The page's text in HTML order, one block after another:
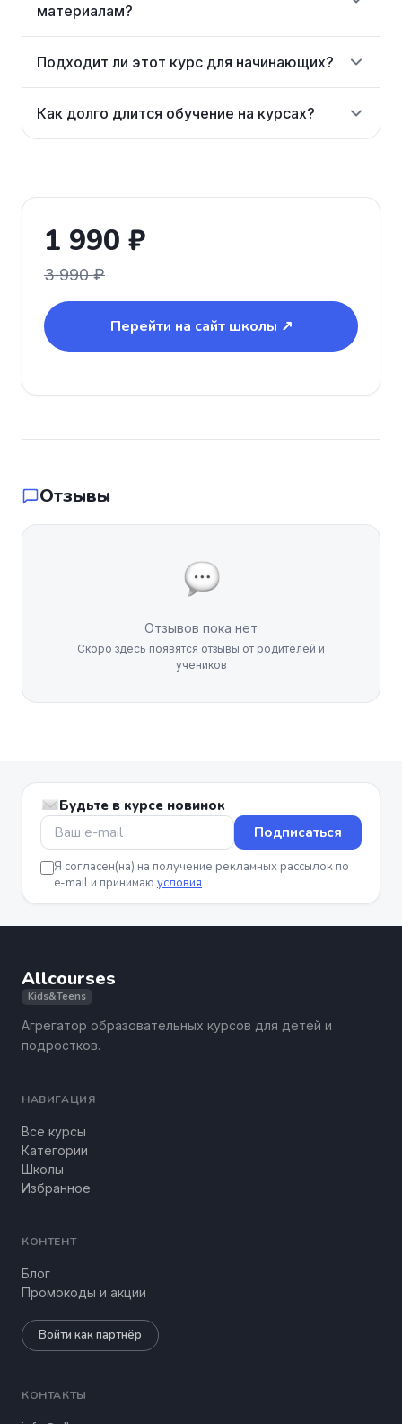
материалам?
Подходит ли этот курс для начинающих?
Как долго длится обучение на курсах?
1 990 ₽
3 990 ₽
Перейти на сайт школы ↗
Отзывы
Отзывов пока нет
Скоро здесь появятся отзывы от родителей и
учеников
Будьте в курсе новинок
Подписаться
Я согласен(на) на получение рекламных рассылок по
e-mail и принимаю условия
Allcourses
Kids&Teens
Агрегатор образовательных курсов для детей и
подростков.
НАВИГАЦИЯ
Все курсы
Категории
Школы
Избранное
КОНТЕНТ
Блог
Промокоды и акции
Войти как партнёр
КОНТАКТЫ